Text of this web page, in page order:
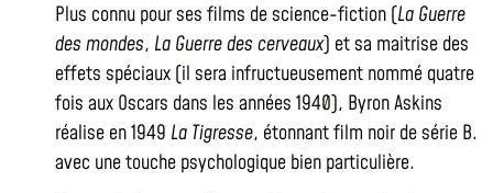
Plus connu pour ses films de science-fiction (La Guerre
des mondes, La Guerre des cerveaux) et sa maitrise des
effets spéciaux (il sera infructueusement nommé quatre
fois aux Oscars dans les années 1940), Byron Askins
réalise en 1949 La Tigresse, étonnant film noir de série B.
avec une touche psychologique bien particulière.